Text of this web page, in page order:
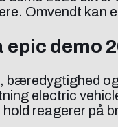
Omvendt kan
epic demo
bæredygtighed
electric
reagerer på